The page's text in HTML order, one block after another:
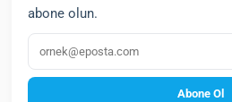
abone olun.
E‑posta
Abone Ol